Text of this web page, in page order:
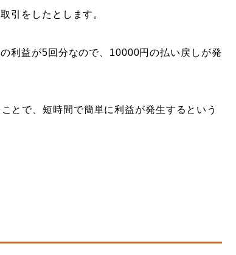
引をしたとします。
利益が5回分なので、10000円の払い戻しが発
とで、短時間で簡単に利益が発生するという